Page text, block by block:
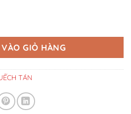
Muse Hương Tươi Mát số
GIỎ HÀNG
TÁN